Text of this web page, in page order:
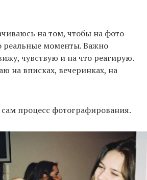
на том, чтобы на фото
реальные моменты. Важно
чувствую и на что реагирую.
на вписках, вечеринках, на
процесс фотографирования.